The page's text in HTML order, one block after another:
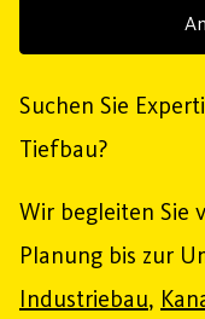
Suchen Sie
Tiefbau?
Wir begleiten Sie
Planung bis zur
Industriebau,